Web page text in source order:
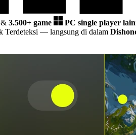
& 3.500+ game PC single player
Terdeteksi — langsung di dalam